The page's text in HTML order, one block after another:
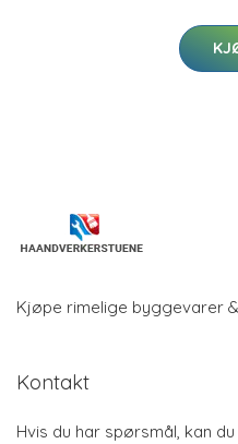
Kjøpe rimelige byggevarer
Kontakt
Hvis du har spørsmål, kan